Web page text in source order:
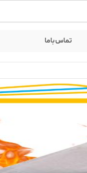
تماس با ما